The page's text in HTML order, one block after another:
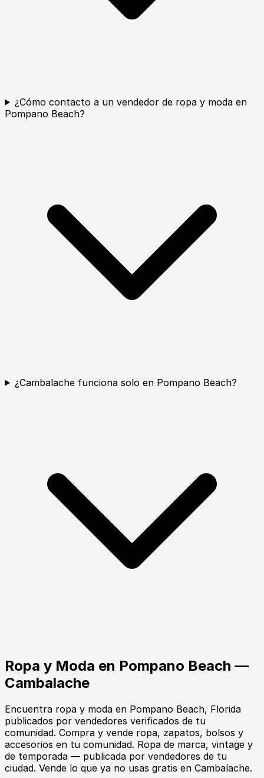
¿Cómo contacto a un vendedor de ropa y moda en
Pompano Beach?
¿Cambalache funciona solo en Pompano Beach?
Ropa y Moda en Pompano Beach —
Cambalache
Encuentra ropa y moda en Pompano Beach, Florida
publicados por vendedores verificados de tu
comunidad. Compra y vende ropa, zapatos, bolsos y
accesorios en tu comunidad. Ropa de marca, vintage y
de temporada — publicada por vendedores de tu
ciudad. Vende lo que ya no usas gratis en Cambalache.